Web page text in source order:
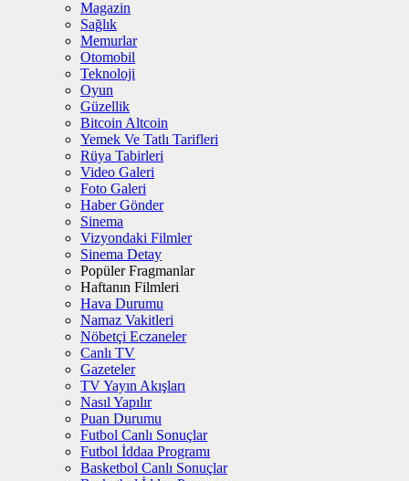
Magazin
Sağlık
Memurlar
Otomobil
Teknoloji
Oyun
Güzellik
Bitcoin Altcoin
Yemek Ve Tatlı Tarifleri
Rüya Tabirleri
Video Galeri
Foto Galeri
Haber Gönder
Sinema
Vizyondaki Filmler
Sinema Detay
Popüler Fragmanlar
Haftanın Filmleri
Hava Durumu
Namaz Vakitleri
Nöbetçi Eczaneler
Canlı TV
Gazeteler
TV Yayın Akışları
Nasıl Yapılır
Puan Durumu
Futbol Canlı Sonuçlar
Futbol İddaa Programı
Basketbol Canlı Sonuçlar